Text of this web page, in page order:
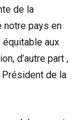
de la
notre pays en
équitable aux
d’autre part ,
de la